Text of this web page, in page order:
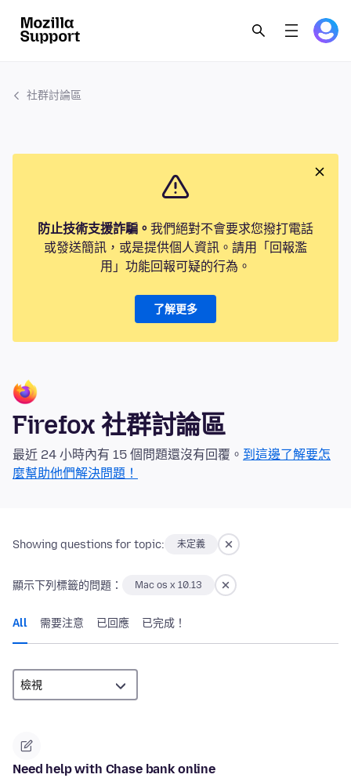
社群討論區
防止技術支援詐騙。 我們絕對不會要求您撥打電話
或發送簡訊，或是提供個人資訊。請用「回報濫
用」功能回報可疑的行為。
了解更多
Firefox 社群討論區
最近 24 小時內有 15 個問題還沒有回覆。 到這邊了解要怎
麼幫助他們解決問題！
Showing questions for topic: 未定義
顯示下列標籤的問題： Mac os x 10.13
All 需要注意 已回應 已完成！
Need help with Chase bank online